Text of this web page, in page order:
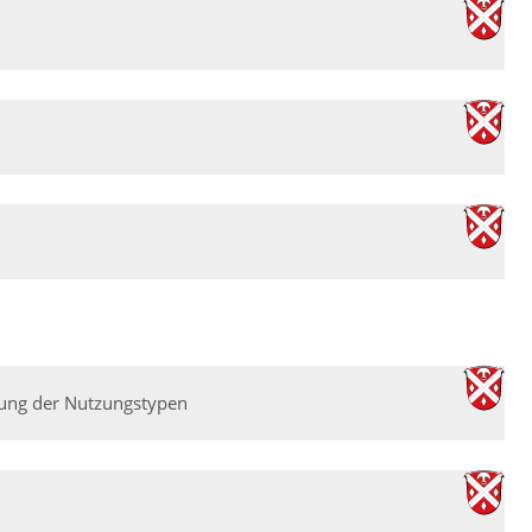
der Nutzungstypen